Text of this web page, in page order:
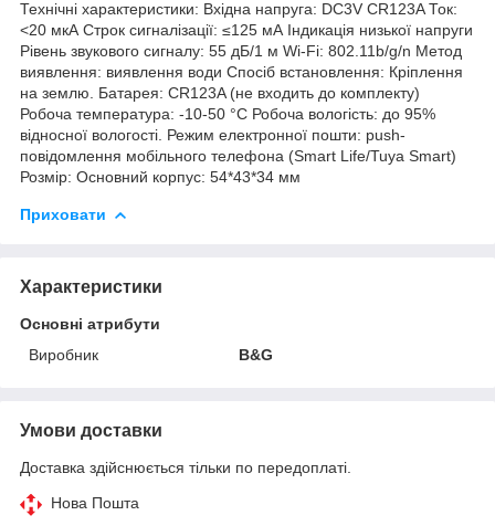
Технічні характеристики: Вхідна напруга: DC3V CR123A Ток:
<20 мкА Строк сигналізації: ≤125 мА Індикація низької напруги
Рівень звукового сигналу: 55 дБ/1 м Wi-Fi: 802.11b/g/n Метод
виявлення: виявлення води Спосіб встановлення: Кріплення
на землю. Батарея: CR123A (не входить до комплекту)
Робоча температура: -10-50 °C Робоча вологість: до 95%
відносної вологості. Режим електронної пошти: push-
повідомлення мобільного телефона (Smart Life/Tuya Smart)
Розмір: Основний корпус: 54*43*34 мм
Приховати
Характеристики
Основні атрибути
Виробник
B&G
Умови доставки
Доставка здійснюється тільки по передоплаті.
Нова Пошта